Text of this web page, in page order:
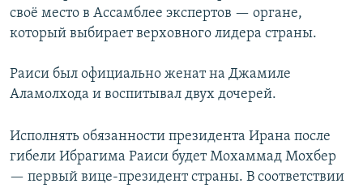
своё место в Ассамблее экспертов — органе,
который выбирает верховного лидера страны.
Раиси был официально женат на Джамиле
Аламолхода и воспитывал двух дочерей.
Исполнять обязанности президента Ирана после
гибели Ибрагима Раиси будет Мохаммад Мохбер
— первый вице-президент страны. В соответствии